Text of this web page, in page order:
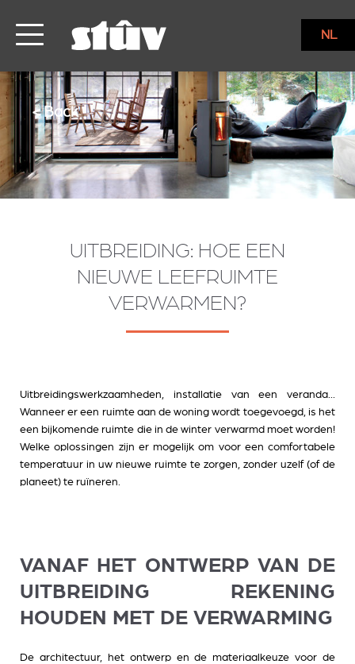
NL
< Back
UITBREIDING: HOE EEN
NIEUWE LEEFRUIMTE
VERWARMEN?
Uitbreidingswerkzaamheden, installatie van een veranda...
Wanneer er een ruimte aan de woning wordt toegevoegd, is het
een bijkomende ruimte die in de winter verwarmd moet worden!
Welke oplossingen zijn er mogelijk om voor een comfortabele
temperatuur in uw nieuwe ruimte te zorgen, zonder uzelf (of de
planeet) te ruïneren.
VANAF HET ONTWERP VAN DE
UITBREIDING REKENING
HOUDEN MET DE VERWARMING
De architectuur, het ontwerp en de materiaalkeuze voor de